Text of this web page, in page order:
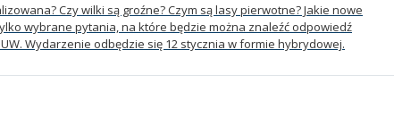
Czy wilki są groźne? Czym są lasy pierwotne? Jakie nowe
wybrane pytania, na które będzie można znaleźć odpowiedź
Wydarzenie odbędzie się 12 stycznia w formie hybrydowej.